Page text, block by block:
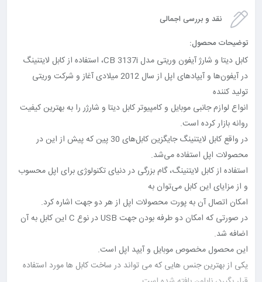
نقد و بررسی اجمالی
توضیحات محصول:
کابل دیتا و شارژ آیفون وریتی مدل CB 3137i، استفاده از کابل لایتنینگ
در آیفون‌ها و آیپادهای اپل از سال 2012 میلادی آغاز و شرکت وریتی
تولید کننده
انواع لوازم جانبی موبایل و کامپیوتر کابل دیتا و شارژر را به بهترین کیفیت
روانه بازار کرده است.
در واقع کابل لایتنینگ جایگزین کابل‌های 30 پین که پیش از این در
محصولات اپل استفاده می‌شد.
استفاده از کابل لایتنینگ، گام بزرگی در دنیای تکنولوژی برای اپل محسوب
و از مزایای این کابل می‌توان به
امکان اتصال آن به پورت محصولات اپل از هر دو جهت اشاره کرد.
در صورتی که امکان دو طرفه بودن جهت USB در نوع C این کابل‌ به آن
اضافه شد.
این محصول مخصوص موبایل و آیپد اپل است.
یکی از بهترین جنس هایی که می تواند در ساخت کابل ها مورد استفاده